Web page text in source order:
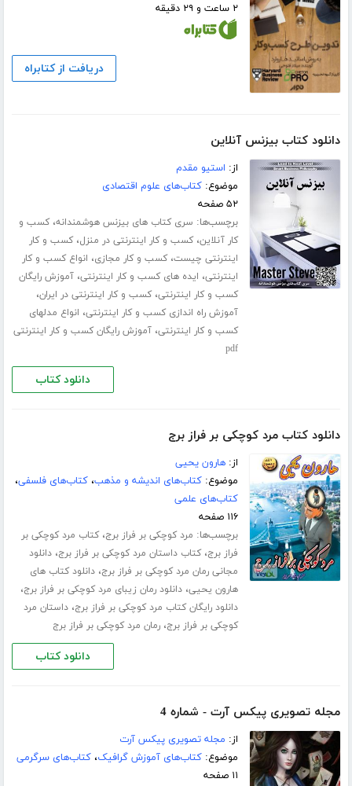
۲ ساعت و ۲۹ دقیقه
دریافت از کتابراه
دانلود کتاب بیزنس آنلاین
از: استیو مقدم
موضوع:کتاب‌های علوم اقتصادی
۵۲ صفحه
برچسب‌ها: سری کتاب های بیزنس هوشمندانه،کسب و
کار آنلاین،کسب و کار اینترنتی در منزل،کسب و کار
اینترنتی چیست،کسب و کار مجازی، انواع کسب و کار
اینترنتی، ایده های کسب و کار اینترنتی،آموزش رایگان
کسب و کار اینترنتی،کسب و کار اینترنتی در ایران،
آموزش راه اندازی کسب و کار اینترنتی، انواع مدلهای
کسب و کار اینترنتی،آموزش رایگان کسب و کار اینترنتی
pdf
دانلود کتاب
دانلود کتاب مرد کوچکی بر فراز برج
از:هارون یحیی
موضوع:کتاب‌های اندیشه و مذهب،کتاب‌های فلسفی،
کتاب‌های علمی
۱۱۶ صفحه
برچسب‌ها: مرد کوچکی بر فراز برج،کتاب مرد کوچکی بر
فراز برج،کتاب داستان مرد کوچکی بر فراز برج،دانلود
مجانی رمان مرد کوچکی بر فراز برج،دانلود کتاب های
هارون یحیی،دانلود رمان زیبای مرد کوچکی بر فراز برج،
دانلود رایگان کتاب مرد کوچکی بر فراز برج،داستان مرد
کوچکی بر فراز برج،رمان مرد کوچکی بر فراز برج
دانلود کتاب
مجله تصویری پیکس آرت - شماره 4
از: مجله تصویری پیکس آرت
موضوع:کتاب‌های آموزش گرافیک،کتاب‌های سرگرمی
۱۱ صفحه